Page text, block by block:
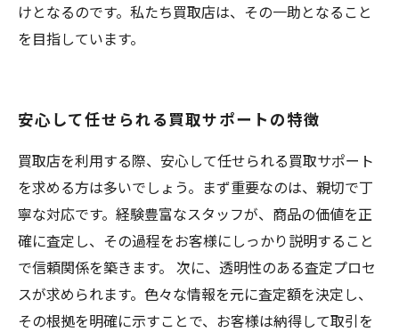
けとなるのです。私たち買取店は、その一助となること
を目指しています。
安心して任せられる買取サポートの特徴
買取店を利用する際、安心して任せられる買取サポート
を求める方は多いでしょう。まず重要なのは、親切で丁
寧な対応です。経験豊富なスタッフが、商品の価値を正
確に査定し、その過程をお客様にしっかり説明すること
で信頼関係を築きます。 次に、透明性のある査定プロセ
スが求められます。色々な情報を元に査定額を決定し、
その根拠を明確に示すことで、お客様は納得して取引を